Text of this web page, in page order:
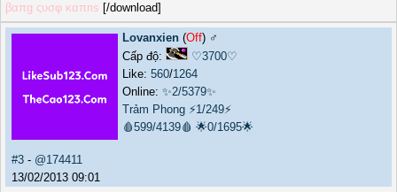
βαπg ςυσφ καπrιs [/download]
Lovanxien (Off) ♂️
Cấp độ:
♡3700♡
Like: 560/1264
Online: ✨2/5379✨
Trảm Phong ⚡1/249⚡
🩸599/4139🩸 🌟0/1695🌟
#3 - @174411
13/02/2013 09:01